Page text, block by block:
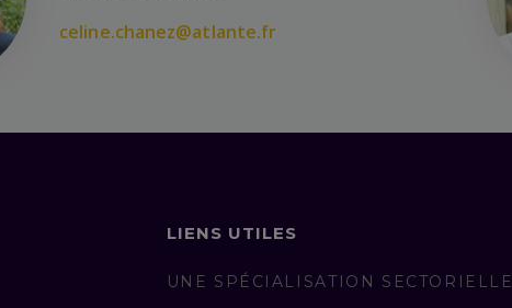
celine.chanez@atlante.fr
LIENS UTILES
UNE SPÉCIALISATION SECTORIELLE